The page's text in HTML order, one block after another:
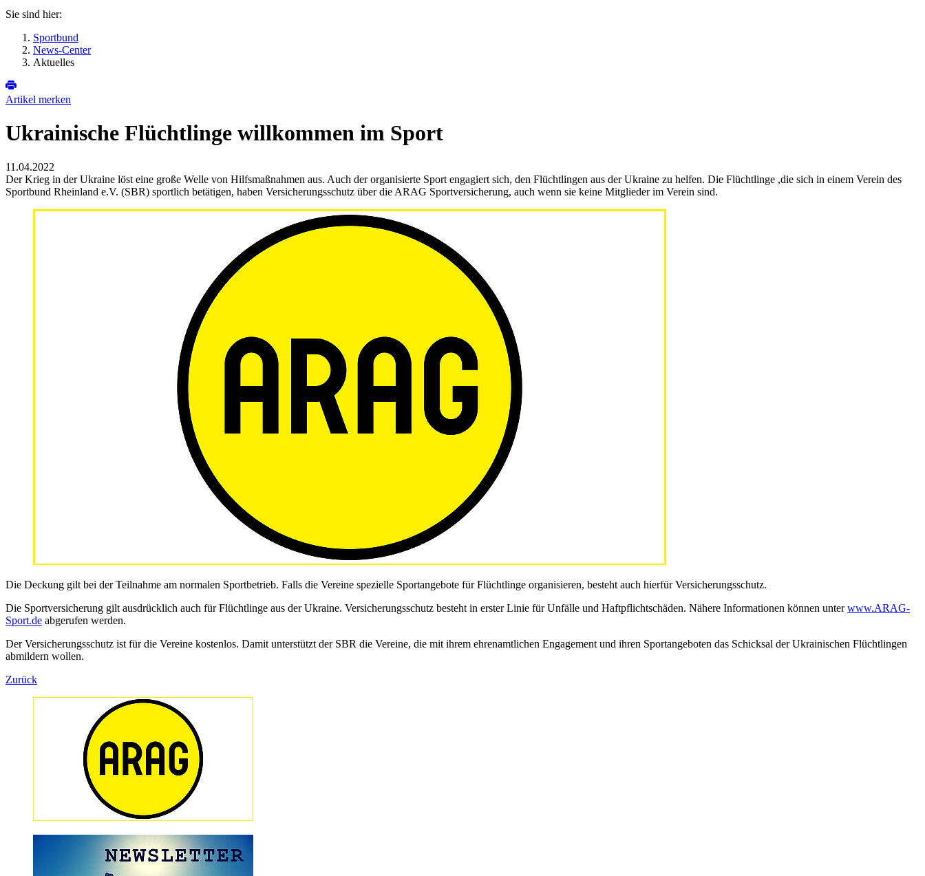
Sie sind hier:
Sportbund
News-Center
Aktuelles
Artikel merken
Ukrainische Flüchtlinge willkommen im Sport
11.04.2022
Der Krieg in der Ukraine löst eine große Welle von Hilfsmaßnahmen aus. Auch der organisierte Sport engagiert sich, den Flüchtlingen aus der Ukraine zu helfen. Die Flüchtlinge ,die sich in einem Verein des
Sportbund Rheinland e.V. (SBR) sportlich betätigen, haben Versicherungsschutz über die ARAG Sportversicherung, auch wenn sie keine Mitglieder im Verein sind.
Die Deckung gilt bei der Teilnahme am normalen Sportbetrieb. Falls die Vereine spezielle Sportangebote für Flüchtlinge organisieren, besteht auch hierfür Versicherungsschutz.
Die Sportversicherung gilt ausdrücklich auch für Flüchtlinge aus der Ukraine. Versicherungsschutz besteht in erster Linie für Unfälle und Haftpflichtschäden. Nähere Informationen können unterwww.ARAG-
Sport.de abgerufen werden.
Der Versicherungsschutz ist für die Vereine kostenlos. Damit unterstützt der SBR die Vereine, die mit ihrem ehrenamtlichen Engagement und ihren Sportangeboten das Schicksal der Ukrainischen Flüchtlingen
abmildern wollen.
Zurück